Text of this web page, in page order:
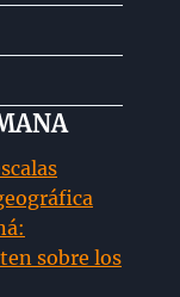
sobre los